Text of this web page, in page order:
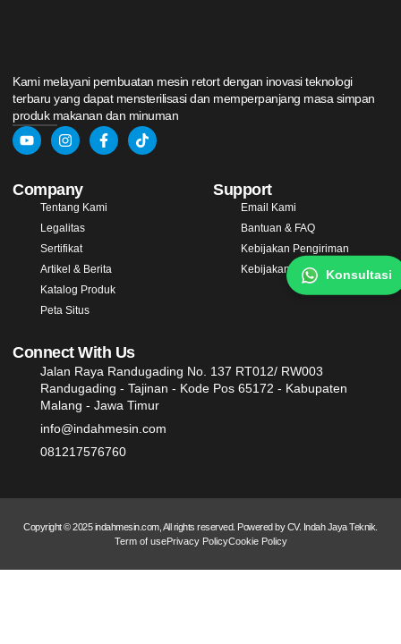
Kami melayani pembuatan mesin retort dengan inovasi teknologi
terbaru yang dapat mensterilisasi dan memperpanjang masa simpan
produk makanan dan minuman
Company
Tentang Kami
Legalitas
Sertifikat
Artikel & Berita
Katalog Produk
Peta Situs
Support
Email Kami
Bantuan & FAQ
Kebijakan Pengiriman
Kebijakan Garansi
Connect With Us
Jalan Raya Randugading No. 137 RT012/ RW003
Randugading - Tajinan - Kode Pos 65172 - Kabupaten
Malang - Jawa Timur
info@indahmesin.com
081217576760
Copyright © 2025 indahmesin.com, All rights reserved. Powered by CV. Indah Jaya Teknik.
Term of usePrivacy PolicyCookie Policy
Konsultasi